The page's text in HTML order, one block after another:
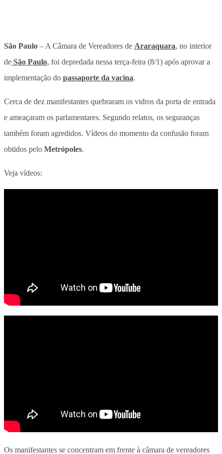
São Paulo – A Câmara de Vereadores de Araraquara, no interior
de São Paulo, foi depredada nessa terça-feira (8/1) após aprovar a
implementação do passaporte da vacina.
Cerca de dez manifestantes quebraram os vidros da porta de entrada
e ameaçaram os parlamentares. Segundo relatos, os seguranças
também foram agredidos. Vídeos do momento da confusão foram
obtidos pelo Metrópoles.
Veja vídeos:
Os manifestantes se concentram em frente à câmara de vereadores